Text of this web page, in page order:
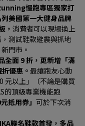
慢跑專區獨家打
美國第一大健身品牌
， 消費者可以現場換上
測試鞋款避震與抓地
門市。
全面 9 折，更新增「滿
優惠。 最讓跑友心動
元以上」（不論是購買
的頂級專業機能跑
抵用券」 可於下次消
聯名鞋款首發，多品